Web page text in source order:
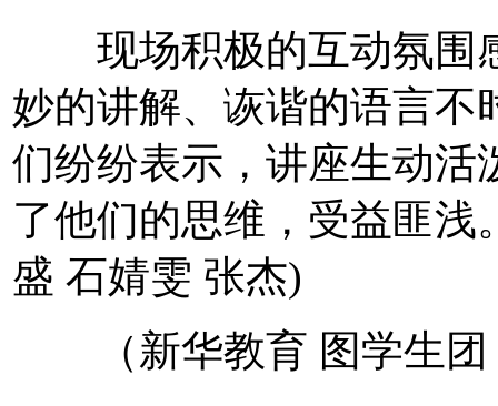
现场积极的互动氛围
妙的讲解、诙谐的语言不
们纷纷表示，讲座生动活
了他们的思维，受益匪
盛 石婧雯 张杰)
（新华教育 图学生团